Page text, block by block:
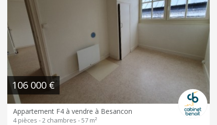
106 000 €
Appartement F4 à vendre à Besancon
4 pièces - 2 chambres - 57 m²